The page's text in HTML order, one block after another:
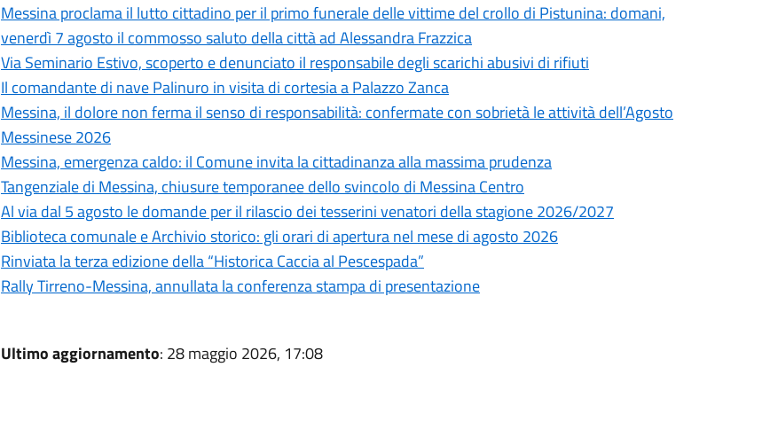
Messina proclama il lutto cittadino per il primo funerale delle vittime del crollo di Pistunina: domani,
venerdì 7 agosto il commosso saluto della città ad Alessandra Frazzica
Via Seminario Estivo, scoperto e denunciato il responsabile degli scarichi abusivi di rifiuti
Il comandante di nave Palinuro in visita di cortesia a Palazzo Zanca
Messina, il dolore non ferma il senso di responsabilità: confermate con sobrietà le attività dell’Agosto
Messinese 2026
Messina, emergenza caldo: il Comune invita la cittadinanza alla massima prudenza
Tangenziale di Messina, chiusure temporanee dello svincolo di Messina Centro
Al via dal 5 agosto le domande per il rilascio dei tesserini venatori della stagione 2026/2027
Biblioteca comunale e Archivio storico: gli orari di apertura nel mese di agosto 2026
Rinviata la terza edizione della “Historica Caccia al Pescespada”
Rally Tirreno-Messina, annullata la conferenza stampa di presentazione
Ultimo aggiornamento: 28 maggio 2026, 17:08